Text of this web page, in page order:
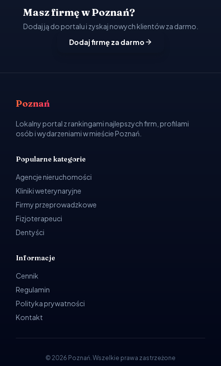
Masz firmę w Poznań?
Dodaj ją do portalu i zyskaj nowych klientów za darmo.
Dodaj firmę za darmo
Poznań
Lokalny portal z rankingami najlepszych firm, profilami
osób i wydarzeniami w mieście Poznań.
Popularne kategorie
Agencje nieruchomości
Kliniki weterynaryjne
Firmy przeprowadzkowe
Fizjoterapeuci
Dentyści
Informacje
Cennik
Regulamin
Polityka prywatności
Kontakt
© 2026 Poznań. Wszelkie prawa zastrzeżone